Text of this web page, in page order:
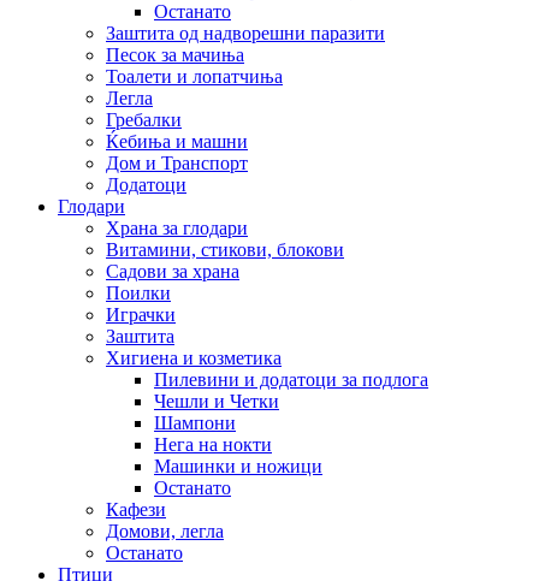
Останато
Заштита од надворешни паразити
Песок за мачиња
Тоалети и лопатчиња
Легла
Гребалки
Ќебиња и машни
Дом и Транспорт
Додатоци
Глодари
Храна за глодари
Витамини, стикови, блокови
Садови за храна
Поилки
Играчки
Заштита
Хигиена и козметика
Пилевини и додатоци за подлога
Чешли и Четки
Шампони
Нега на нокти
Машинки и ножици
Останато
Кафези
Домови, легла
Останато
Птици